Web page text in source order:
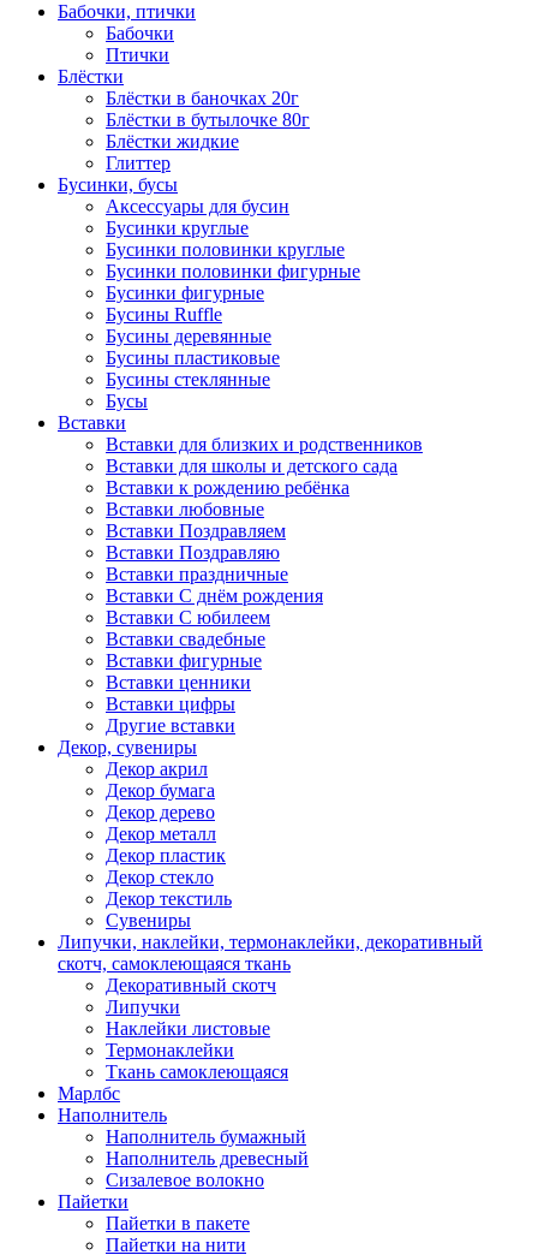
Бабочки, птички
Бабочки
Птички
Блёстки
Блёстки в баночках 20г
Блёстки в бутылочке 80г
Блёстки жидкие
Глиттер
Бусинки, бусы
Аксессуары для бусин
Бусинки круглые
Бусинки половинки круглые
Бусинки половинки фигурные
Бусинки фигурные
Бусины Ruffle
Бусины деревянные
Бусины пластиковые
Бусины стеклянные
Бусы
Вставки
Вставки для близких и родственников
Вставки для школы и детского сада
Вставки к рождению ребёнка
Вставки любовные
Вставки Поздравляем
Вставки Поздравляю
Вставки праздничные
Вставки С днём рождения
Вставки С юбилеем
Вставки свадебные
Вставки фигурные
Вставки ценники
Вставки цифры
Другие вставки
Декор, сувениры
Декор акрил
Декор бумага
Декор дерево
Декор металл
Декор пластик
Декор стекло
Декор текстиль
Сувениры
Липучки, наклейки, термонаклейки, декоративный
скотч, самоклеющаяся ткань
Декоративный скотч
Липучки
Наклейки листовые
Термонаклейки
Ткань самоклеющаяся
Марлбс
Наполнитель
Наполнитель бумажный
Наполнитель древесный
Сизалевое волокно
Пайетки
Пайетки в пакете
Пайетки на нити